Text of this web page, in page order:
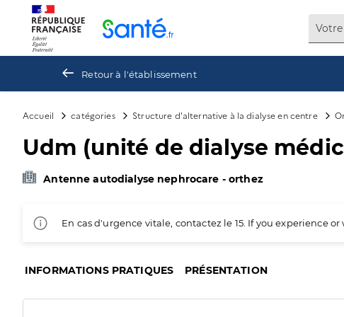
Retour à l'établissement
Accueil catégories Structure d'alternative à la dialyse en centre
Udm (unité de dialyse
Antenne autodialyse nephrocare - orthez
En cas d'urgence vitale, contactez le 15. If you experience
INFORMATIONS PRATIQUES PRÉSENTATION
Panneau de gestion des cookies